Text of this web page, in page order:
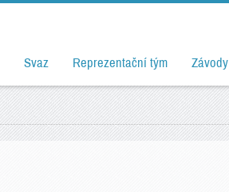
Svaz Reprezentační tým Závody